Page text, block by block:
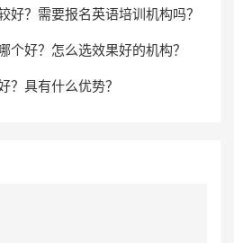
好？需要报名英语培训机构吗？
个好？怎么选效果好的机构？
？具有什么优势？